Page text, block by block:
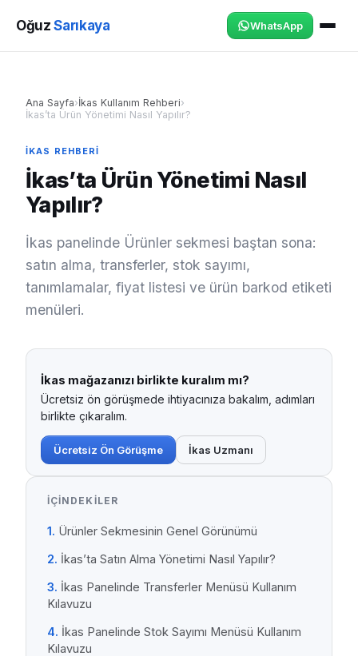
OğuzSarıkaya WhatsApp
Ana Sayfa›İkas Kullanım Rehberi›
İkas’ta Ürün Yönetimi Nasıl Yapılır?
İKAS REHBERI
İkas’ta Ürün Yönetimi Nasıl
Yapılır?
İkas panelinde Ürünler sekmesi baştan sona:
satın alma, transferler, stok sayımı,
tanımlamalar, fiyat listesi ve ürün barkod etiketi
menüleri.
İkas mağazanızı birlikte kuralım mı?
Ücretsiz ön görüşmede ihtiyacınıza bakalım, adımları
birlikte çıkaralım.
Ücretsiz Ön Görüşme İkas Uzmanı
İÇINDEKILER
Ürünler Sekmesinin Genel Görünümü
İkas’ta Satın Alma Yönetimi Nasıl Yapılır?
İkas Panelinde Transferler Menüsü Kullanım
Kılavuzu
İkas Panelinde Stok Sayımı Menüsü Kullanım
Kılavuzu